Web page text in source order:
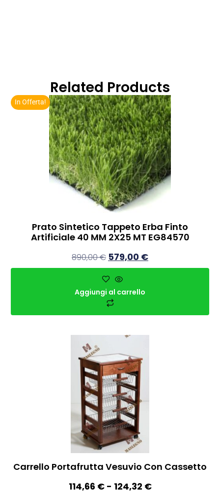
Related Products
In Offerta!
Prato Sintetico Tappeto Erba Finto
Artificiale 40 MM 2X25 MT EG84570
890,00€ 579,00 €
Aggiungi al carrello
Carrello Portafrutta Vesuvio Con Cassetto
114,66 € - 124,32 €